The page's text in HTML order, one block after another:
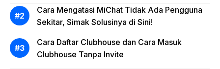
Cara Mengatasi MiChat Tidak Ada Pengguna
Sekitar, Simak Solusinya di Sini!
Cara Daftar Clubhouse dan Cara Masuk
Clubhouse Tanpa Invite